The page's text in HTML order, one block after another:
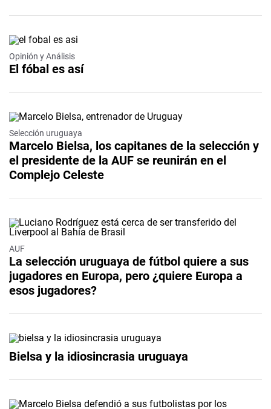
Opinión y Análisis
El fóbal es así
Selección uruguaya
Marcelo Bielsa, los capitanes de la selección y
el presidente de la AUF se reunirán en el
Complejo Celeste
AUF
La selección uruguaya de fútbol quiere a sus
jugadores en Europa, pero ¿quiere Europa a
esos jugadores?
Bielsa y la idiosincrasia uruguaya